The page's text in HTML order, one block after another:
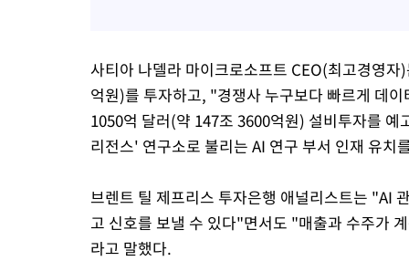
사티아 나델라 마이크로소프트 CEO(최고경영
억원)를 투자하고, "경쟁사 누구보다 빠르게 데
1050억 달러(약 147조 3600억원) 설비투자를
리전스' 연구소로 불리는 AI 연구 부서 인재 유치
브렌트 틸 제프리스 투자은행 애널리스트는 "AI
고 신호를 보낼 수 있다"면서도 "매출과 수주가
라고 말했다.